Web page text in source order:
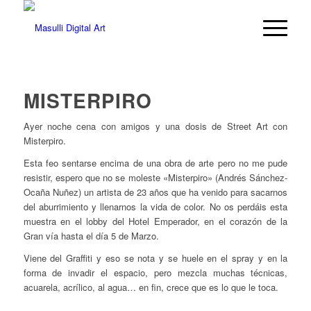
MISTERPIRO
Ayer noche cena con amigos y una dosis de Street Art con
Misterpiro.
Esta feo sentarse encima de una obra de arte pero no me pude
resistir, espero que no se moleste «Misterpiro» (Andrés Sánchez-
Ocaña Nuñez) un artista de 23 años que ha venido para sacarnos
del aburrimiento y llenarnos la vida de color. No os perdáis esta
muestra en el lobby del Hotel Emperador, en el corazón de la
Gran vía hasta el día 5 de Marzo.
Viene del Graffiti y eso se nota y se huele en el spray y en la
forma de invadir el espacio, pero mezcla muchas técnicas,
acuarela, acrílico, al agua… en fin, crece que es lo que le toca.